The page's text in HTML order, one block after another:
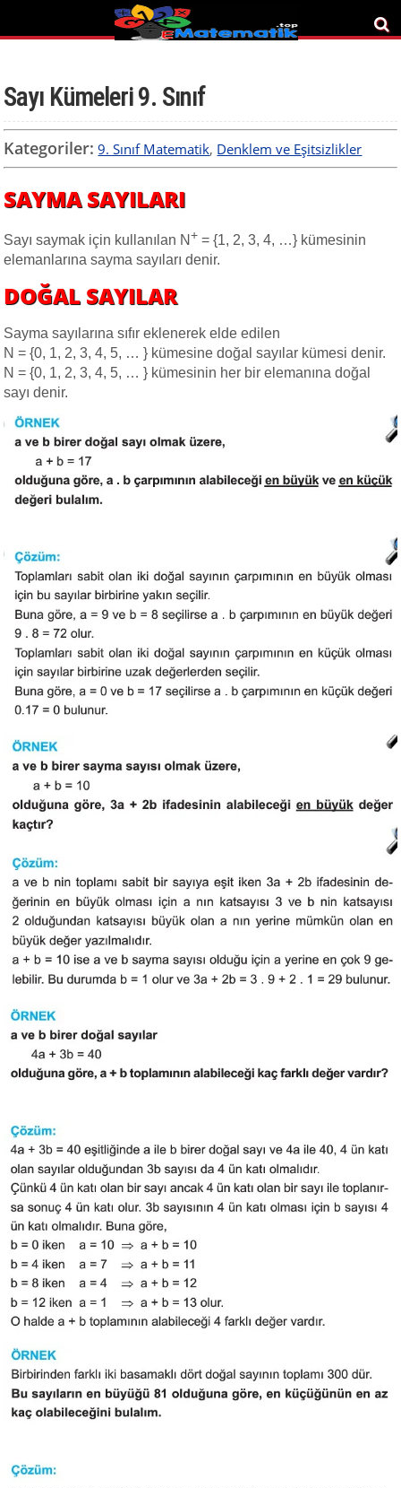
Sayı Kümeleri 9. Sınıf
Kategoriler: 9. Sınıf Matematik, Denklem ve Eşitsizlikler
SAYMA SAYILARI
Sayı saymak için kullanılan N+ = {1, 2, 3, 4, …} kümesinin
elemanlarına sayma sayıları denir.
DOĞAL SAYILAR
Sayma sayılarına sıfır eklenerek elde edilen
N = {0, 1, 2, 3, 4, 5, … } kümesine doğal sayılar kümesi denir.
N = {0, 1, 2, 3, 4, 5, … } kümesinin her bir elemanına doğal
sayı denir.